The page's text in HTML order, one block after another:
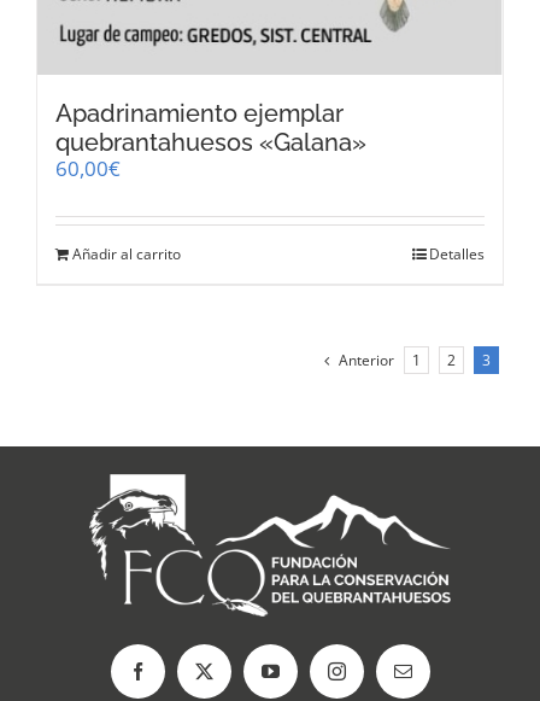
Apadrinamiento ejemplar
quebrantahuesos «Galana»
60,00€
Añadir al carrito Detalles
Anterior 1 2 3